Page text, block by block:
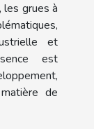
les grues à
et
est
de